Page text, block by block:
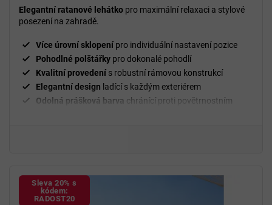
Elegantní ratanové lehátko pro maximální relaxaci a stylové
posezení na zahradě.
Více úrovní sklopení pro individuální nastavení pozice
Pohodlné polštářky pro dokonalé pohodlí
Kvalitní provedení s robustní rámovou konstrukcí
Elegantní design ladící s každým exteriérem
Odolná prášková barva chránící proti povětrnostním
Sleva 20% s
kódem:
RADOST20